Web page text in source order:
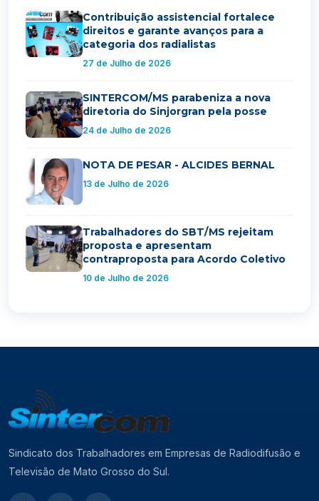
Contribuição assistencial fortalece
direitos e garante avanços para a
categoria dos radialistas
27 de Julho de 2026
SINTERCOM/MS parabeniza a nova
diretoria do Sinjorgran pela posse
24 de Julho de 2026
NOTA DE PESAR - ALCIDES BERNAL
13 de Julho de 2026
Trabalhadores do SBT/MS rejeitam
proposta e apresentam
contraproposta para Acordo Coletivo
10 de Julho de 2026
Sindicato dos Trabalhadores em Empresas de Radiodifusão e
Televisão de Mato Grosso do Sul.